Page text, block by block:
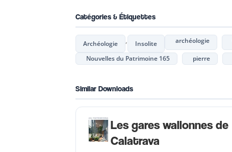
Catégories & Étiquettes
Archéologie , Insolite archéologie
Nouvelles du Patrimoine 165 pierre
Similar Downloads
Les gares wallonnes de
Calatrava